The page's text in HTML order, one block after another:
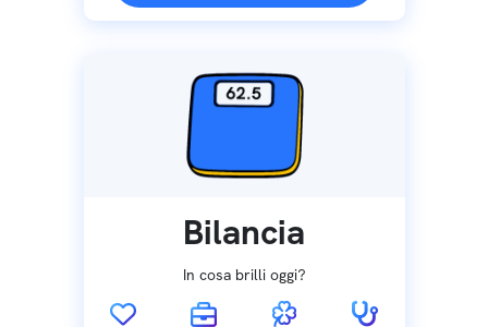
Bilancia
In cosa brilli oggi?